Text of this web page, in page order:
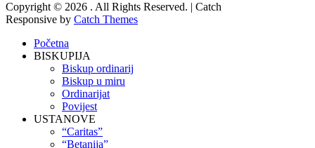
Copyright © 2026 . All Rights Reserved. | Catch
Responsive by Catch Themes
Početna
BISKUPIJA
Biskup ordinarij
Biskup u miru
Ordinarijat
Povijest
USTANOVE
“Caritas”
“Betanija”